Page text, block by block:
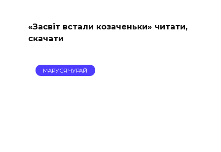
«Засвіт встали козаченьки» читати,
скачати
МАРУСЯ ЧУРАЙ